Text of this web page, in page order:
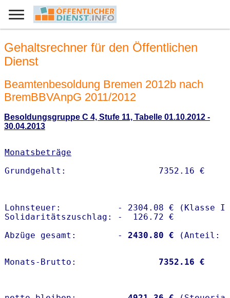
Gehaltsrechner für den Öffentlichen
Dienst
Beamtenbesoldung Bremen 2012b nach
BremBBVAnpG 2011/2012
Besoldungsgruppe C 4, Stufe 11, Tabelle 01.10.2012 -
30.04.2013
Monatsbeträge
Lohnsteuer:           - 2304.08 € (Klasse I)
Solidaritätszuschlag: -  126.72 €
Abzüge gesamt:        -
2430.80 €
Monats-Brutto: 7352.16 €